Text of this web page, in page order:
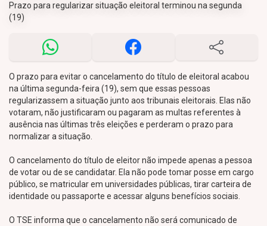
Prazo para regularizar situação eleitoral terminou na segunda
(19)
O prazo para evitar o cancelamento do título de eleitoral acabou
na última segunda-feira (19), sem que essas pessoas
regularizassem a situação junto aos tribunais eleitorais. Elas não
votaram, não justificaram ou pagaram as multas referentes à
ausência nas últimas três eleições e perderam o prazo para
normalizar a situação.
O cancelamento do título de eleitor não impede apenas a pessoa
de votar ou de se candidatar. Ela não pode tomar posse em cargo
público, se matricular em universidades públicas, tirar carteira de
identidade ou passaporte e acessar alguns benefícios sociais.
O TSE informa que o cancelamento não será comunicado de